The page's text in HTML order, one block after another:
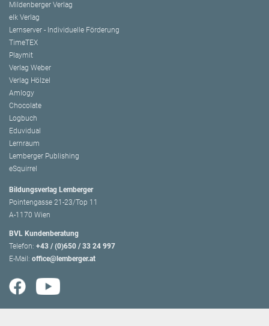
Mildenberger Verlag
elk Verlag
Lernserver - Individuelle Förderung
TimeTEX
Playmit
Verlag Weber
Verlag Hölzel
Amlogy
Chocolate
Logbuch
Eduvidual
Lernraum
Lemberger Publishing
eSquirrel
Bildungsverlag Lemberger
Pointengasse 21-23/Top 11
A-1170 Wien
BVL Kundenberatung
Telefon: +43 / (0)650 / 33 24 997
E-Mail: office@lemberger.at